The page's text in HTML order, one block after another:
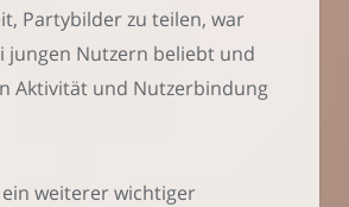
Partybilder zu teilen, war
jungen Nutzern beliebt und
Aktivität und Nutzerbindung
weiterer wichtiger